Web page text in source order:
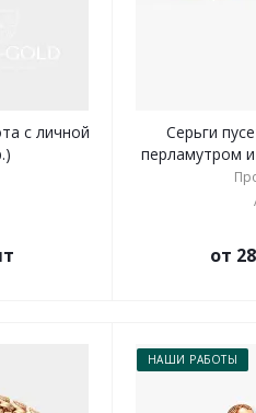
с личной
Серьги
перламутром
от
НАШИ РАБОТЫ